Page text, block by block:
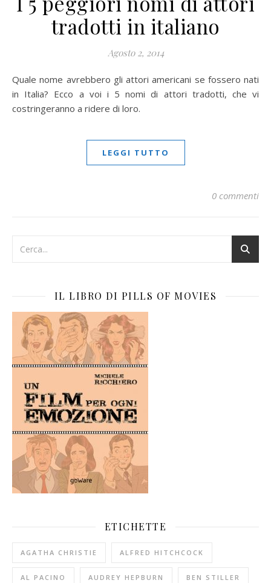
tradotti in italiano
Agosto 2, 2014
Quale nome avrebbero gli attori americani se fossero nati
in Italia? Ecco a voi i 5 nomi di attori tradotti, che vi
costringeranno a ridere di loro.
LEGGI TUTTO
0 commenti
IL LIBRO DI PILLS OF MOVIES
ETICHETTE
AGATHA CHRISTIE ALFRED HITCHCOCK
AL PACINO AUDREY HEPBURN BEN STILLER